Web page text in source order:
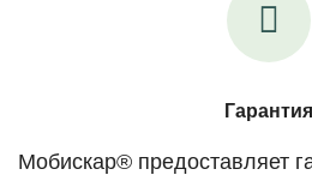
Гарантия
Мобискар® предоставляет